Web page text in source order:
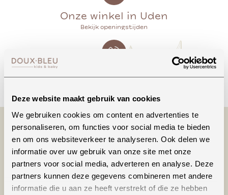
Deze website maakt gebruik van cookies
We gebruiken cookies om content en advertenties te
personaliseren, om functies voor social media te bieden
en om ons websiteverkeer te analyseren. Ook delen we
informatie over uw gebruik van onze site met onze
partners voor social media, adverteren en analyse. Deze
partners kunnen deze gegevens combineren met andere
informatie die u aan ze heeft verstrekt of die ze hebben
Onze winkel in Uden
Bekijk openingstijden
Bellen